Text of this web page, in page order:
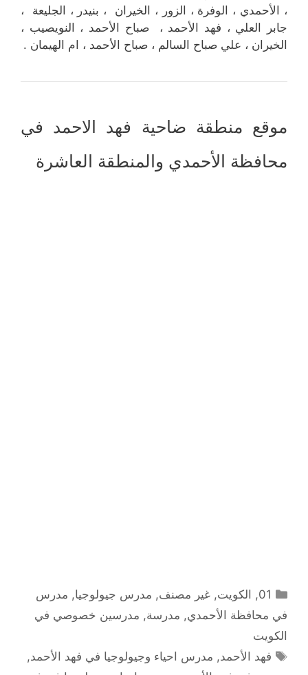
، الأحمدي ، الوفرة ، الزور ، الخيران ، بنيدر ، الجليعة ،
جابر العلي ، فهد الأحمد ، صباح الأحمد ، النويصيب ،
الخيران ، علي صباح السالم ، صباح الأحمد ، ام الهيمان .
موقع منطقة ضاحية فهد الاحمد في
محافظة الأحمدي والمنطقة العاشرة
التصنيفات
01
, الكويت,غير مصنف, مدرس جيولوجيا, مدرس
في محافظة الأحمدي, مدرسة, مدرسين خصوصي في
الكويت
الوسوم
فهد الأحمد, مدرس احياء وجيولوجيا في فهد الأحمد,